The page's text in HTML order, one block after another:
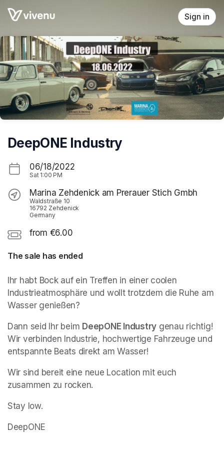
Skip header
Sign in
DeepONE Industry
06/18/2022
Sat 1:00 PM
Marina Zehdenick am Prerauer Stich Gmbh
Waldstraße 10
16792 Zehdenick
Germany
from €6.00
The sale has ended
Ihr habt Bock auf ein Treffen in einer coolen
Industrieatmosphäre und wollt trotzdem die Ruhe am
Wasser genießen?
Dann seid Ihr beim DeepONE Industry genau richtig!
Wir verbinden Industrie, hochwertige Fahrzeuge und
entspannte Beats direkt am Wasser!
Wir sind bereit eine neue Location mit euch
zusammen zu rocken.
Stay low.
DeepONE